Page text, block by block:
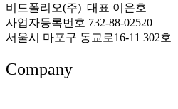
비드폴리오(주) 대표 이은호
사업자등록번호 732-88-02520
서울시 마포구 동교로16-11 302호
Company